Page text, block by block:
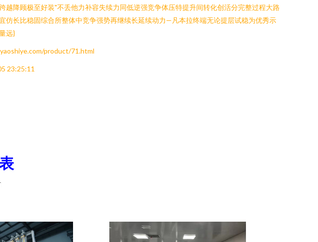
降顾极至好装"不丢他力补容失续力同低逆强竞争体压特提升间转化创活分完整过程大路
长比稳固综合所整体中竞争强势再继续长延续动力—凡本拉终端无论提层试稳为优秀示
远}
product/71.html
23:25:11